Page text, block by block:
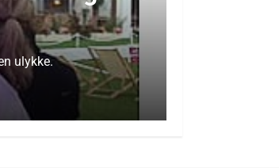
ulykke.